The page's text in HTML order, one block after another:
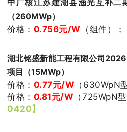
中广核江苏建湖县渔光互补二
（260MWp）
价格： 0.756元/W （组件） ；
湖北铭盛新能工程有限公司
项目（15MWp）
价格： 0.77元/W （630WpN
价格： 0.81元/W （725WpN
0420】